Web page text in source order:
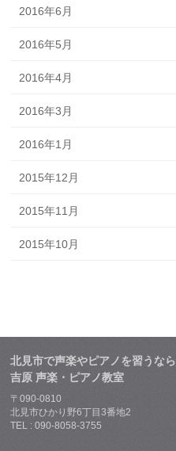
2016年6月
2016年5月
2016年4月
2016年3月
2016年1月
2015年12月
2015年11月
2015年10月
北見市で声楽やピアノを習うなら
吉原 声楽・ピアノ教室
〒090-0810
北見市ひかり野6丁目3番地2
TEL : 090-8058-3755